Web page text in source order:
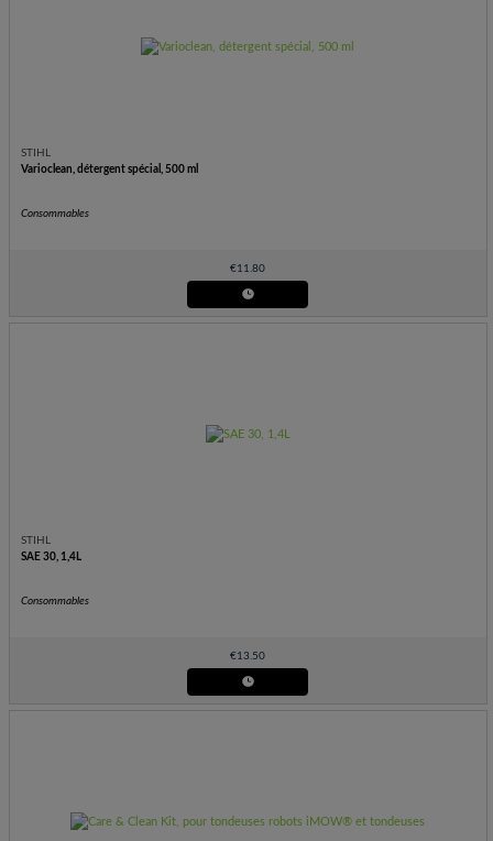
STIHL
Varioclean, détergent spécial, 500 ml
Consommables
€11.80
STIHL
SAE 30, 1,4L
Consommables
€13.50